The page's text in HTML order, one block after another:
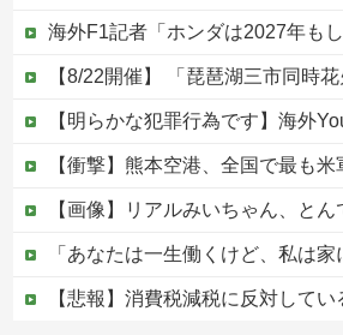
海外F1記者「ホンダは2027年もしくは2028年のはじめにはF1
【8/22開催】 「琵琶湖三市同時花火大会」、各市公式「そんな花火大会は存在しない」→
【明らかな犯罪行為です】海外YouTuberが日本の住
【衝撃】熊本空港、全国で最も米軍機が
【画像】リアルみいちゃん、とんでもない格好でイベ
「あなたは一生働くけど、私は家にいればいいの」毎日言
【悲報】消費税減税に反対している自民党議員